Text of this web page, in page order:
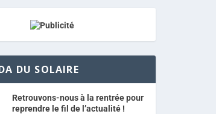
DU SOLAIRE
Retrouvons-nous à la rentrée pour
reprendre le fil de l’actualité !